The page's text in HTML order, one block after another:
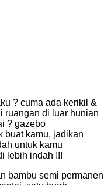
? cuma ada kerikil &
ruangan di luar hunian
? gazebo
buat kamu, jadikan
untuk kamu
lebih indah !!!
bambu semi permanen